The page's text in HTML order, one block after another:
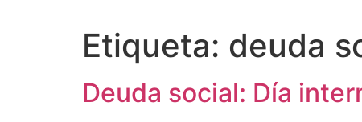
Etiqueta: deuda
Deuda social: Día